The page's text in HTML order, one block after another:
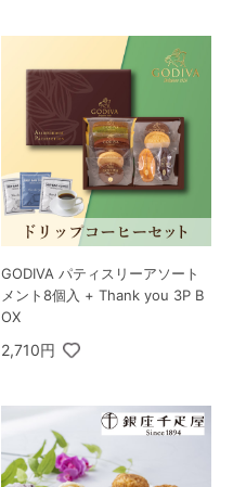
GODIVA パティスリーアソート
メント8個入 + Thank you 3P B
OX
2,710円